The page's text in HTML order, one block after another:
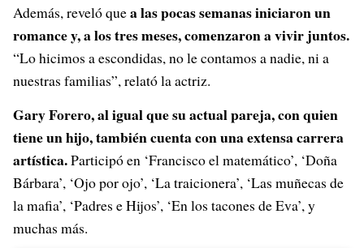
Además, reveló quea las pocas semanas iniciaron un
romance y, a los tres meses, comenzaron a vivir juntos.
“Lo hicimos a escondidas, no le contamos a nadie, ni a
nuestras familias”, relató la actriz.
Gary Forero, al igual que su actual pareja, con quien
tiene un hijo, también cuenta con una extensa carrera
artística.Participó en ‘Francisco el matemático’, ‘Doña
Bárbara’, ‘Ojo por ojo’, ‘La traicionera’, ‘Las muñecas de
la mafia’, ‘Padres e Hijos’, ‘En los tacones de Eva’, y
muchas más.